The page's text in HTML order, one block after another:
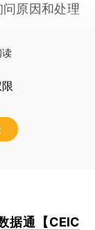
原因和处理
读
据通【CEIC